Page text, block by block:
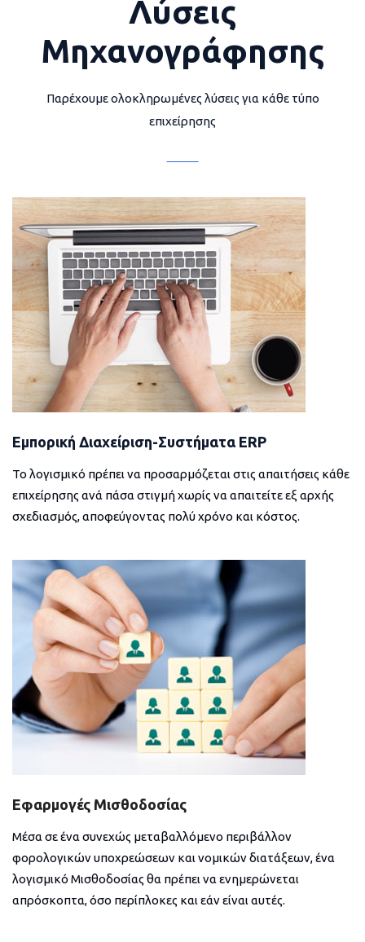
Λύσεις
Μηχανογράφησης
Παρέχουμε ολοκληρωμένες λύσεις για κάθε τύπο
επιχείρησης
Εμπορική Διαχείριση-Συστήματα ERP
Το λογισμικό πρέπει να προσαρμόζεται στις απαιτήσεις κάθε
επιχείρησης ανά πάσα στιγμή χωρίς να απαιτείτε εξ αρχής
σχεδιασμός, αποφεύγοντας πολύ χρόνο και κόστος.
Εφαρμογές Μισθοδοσίας
Μέσα σε ένα συνεχώς μεταβαλλόμενο περιβάλλον
φορολογικών υποχρεώσεων και νομικών διατάξεων, ένα
λογισμικό Μισθοδοσίας θα πρέπει να ενημερώνεται
απρόσκοπτα, όσο περίπλοκες και εάν είναι αυτές.